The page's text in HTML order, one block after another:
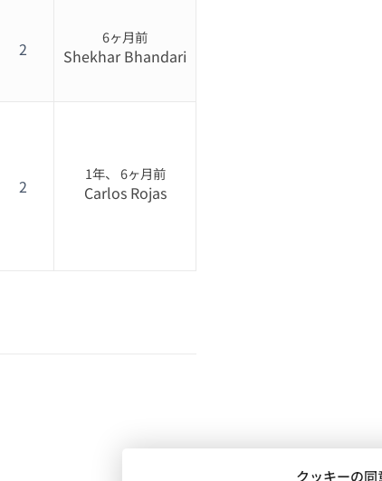
クッキーの同
2
6ヶ月前
Shekhar Bhandari
2
1年、 6ヶ月前
Carlos Rojas